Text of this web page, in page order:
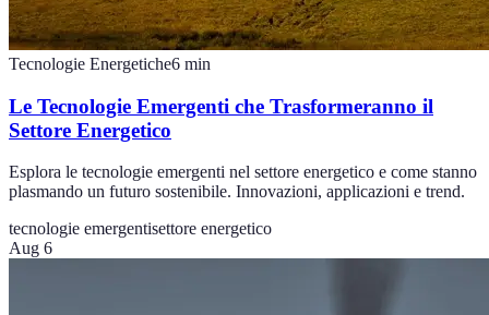
Tecnologie Energetiche6 min
Le Tecnologie Emergenti che Trasformeranno il
Settore Energetico
Esplora le tecnologie emergenti nel settore energetico e come stanno
plasmando un futuro sostenibile. Innovazioni, applicazioni e trend.
tecnologie emergentisettore energetico
Aug 6